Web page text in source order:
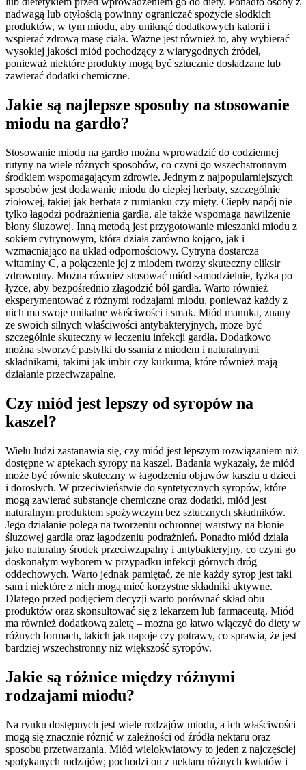
nadwagą lub otyłością powinny ograniczać spożycie słodkich
produktów, w tym miodu, aby uniknąć dodatkowych kalorii i
wspierać zdrową masę ciała. Ważne jest również to, aby wybierać
wysokiej jakości miód pochodzący z wiarygodnych źródeł,
ponieważ niektóre produkty mogą być sztucznie dosładzane lub
zawierać dodatki chemiczne.
Jakie są najlepsze sposoby na stosowanie
miodu na gardło?
Stosowanie miodu na gardło można wprowadzić do codziennej
rutyny na wiele różnych sposobów, co czyni go wszechstronnym
środkiem wspomagającym zdrowie. Jednym z najpopularniejszych
sposobów jest dodawanie miodu do ciepłej herbaty, szczególnie
ziołowej, takiej jak herbata z rumianku czy mięty. Ciepły napój nie
tylko łagodzi podrażnienia gardła, ale także wspomaga nawilżenie
błony śluzowej. Inną metodą jest przygotowanie mieszanki miodu z
sokiem cytrynowym, która działa zarówno kojąco, jak i
wzmacniająco na układ odpornościowy. Cytryna dostarcza
witaminy C, a połączenie jej z miodem tworzy skuteczny eliksir
zdrowotny. Można również stosować miód samodzielnie, łyżka po
łyżce, aby bezpośrednio złagodzić ból gardła. Warto również
eksperymentować z różnymi rodzajami miodu, ponieważ każdy z
nich ma swoje unikalne właściwości i smak. Miód manuka, znany
ze swoich silnych właściwości antybakteryjnych, może być
szczególnie skuteczny w leczeniu infekcji gardła. Dodatkowo
można stworzyć pastylki do ssania z miodem i naturalnymi
składnikami, takimi jak imbir czy kurkuma, które również mają
działanie przeciwzapalne.
Czy miód jest lepszy od syropów na
kaszel?
Wielu ludzi zastanawia się, czy miód jest lepszym rozwiązaniem niż
dostępne w aptekach syropy na kaszel. Badania wykazały, że miód
może być równie skuteczny w łagodzeniu objawów kaszlu u dzieci
i dorosłych. W przeciwieństwie do syntetycznych syropów, które
mogą zawierać substancje chemiczne oraz dodatki, miód jest
naturalnym produktem spożywczym bez sztucznych składników.
Jego działanie polega na tworzeniu ochronnej warstwy na błonie
śluzowej gardła oraz łagodzeniu podrażnień. Ponadto miód działa
jako naturalny środek przeciwzapalny i antybakteryjny, co czyni go
doskonałym wyborem w przypadku infekcji górnych dróg
oddechowych. Warto jednak pamiętać, że nie każdy syrop jest taki
sam i niektóre z nich mogą mieć korzystne składniki aktywne.
Dlatego przed podjęciem decyzji warto porównać skład obu
produktów oraz skonsultować się z lekarzem lub farmaceutą. Miód
ma również dodatkową zaletę – można go łatwo włączyć do diety w
różnych formach, takich jak napoje czy potrawy, co sprawia, że jest
bardziej wszechstronny niż większość syropów.
Jakie są różnice między różnymi
rodzajami miodu?
Na rynku dostępnych jest wiele rodzajów miodu, a ich właściwości
mogą się znacznie różnić w zależności od źródła nektaru oraz
sposobu przetwarzania. Miód wielokwiatowy to jeden z najczęściej
spotykanych rodzajów; pochodzi on z nektaru różnych kwiatów i